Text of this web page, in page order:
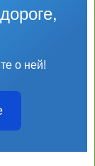
о ней!